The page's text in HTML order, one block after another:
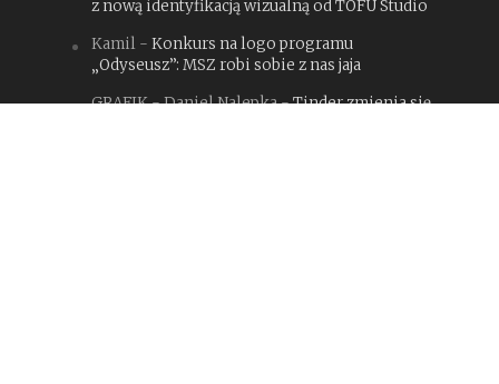
z nową identyfikacją wizualną od TOFU Studio
Kamil- Konkurs na logo programu
„Odyseusz”: MSZ robi sobie z nas jaja
GRAFIK - Daniel Nalepka-Tinder zmienia się